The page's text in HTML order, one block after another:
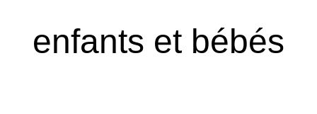
enfants et bébés